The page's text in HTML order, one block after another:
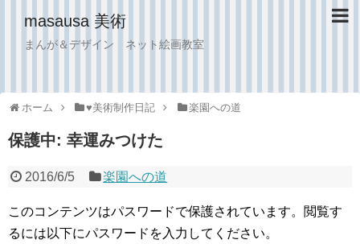
masausa 美術
まんが＆デザイン ネット絵画教室
ホーム ♥︎美術制作日記 楽園への道
保護中: 幸運みつけた
2016/6/5 楽園への道
このコンテンツはパスワードで保護されています。閲覧す
るには以下にパスワードを入力してください。